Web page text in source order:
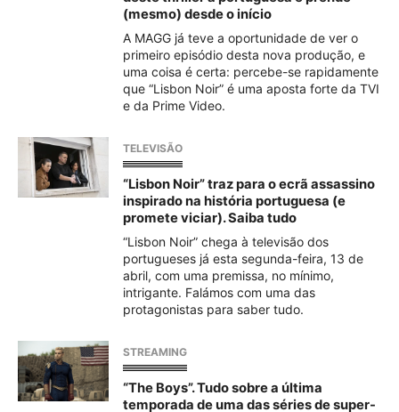
(mesmo) desde o início
A MAGG já teve a oportunidade de ver o
primeiro episódio desta nova produção, e
uma coisa é certa: percebe-se rapidamente
que “Lisbon Noir” é uma aposta forte da TVI
e da Prime Video.
TELEVISÃO
“Lisbon Noir” traz para o ecrã assassino
inspirado na história portuguesa (e
promete viciar). Saiba tudo
“Lisbon Noir” chega à televisão dos
portugueses já esta segunda-feira, 13 de
abril, com uma premissa, no mínimo,
intrigante. Falámos com uma das
protagonistas para saber tudo.
STREAMING
“The Boys”. Tudo sobre a última
temporada de uma das séries de super-